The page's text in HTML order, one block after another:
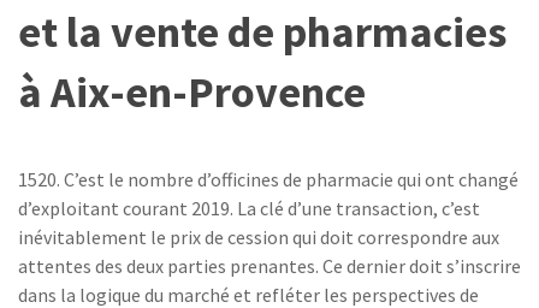
et la vente de pharmacies
à Aix-en-Provence
1520. C’est le nombre d’officines de pharmacie qui ont changé
d’exploitant courant 2019. La clé d’une transaction, c’est
inévitablement le prix de cession qui doit correspondre aux
attentes des deux parties prenantes. Ce dernier doit s’inscrire
dans la logique du marché et refléter les perspectives de